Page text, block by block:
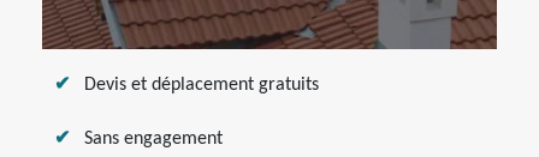
Devis et déplacement gratuits
Sans engagement